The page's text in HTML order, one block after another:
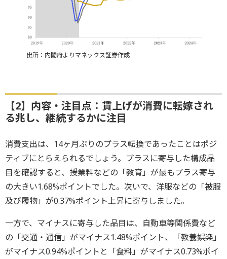
出所：内閣府よりマネックス証券作成
【2】内容・注目点：賃上げが消費に転嫁され
る兆し、継続するかに注目
消費支出は、14ヶ月ぶりのプラス転換であったことはポジ
ティブにとらえられるでしょう。プラスに寄与した構成品
目を確認すると、授業料などの「教育」が最もプラス寄与
の大きい1.68%ポイントでした。次いで、洋服などの「被服
及び履物」が0.37%ポイント上昇に寄与しました。
一方で、マイナスに寄与した品目は、自動車等関係費など
の「交通・通信」がマイナス1.48%ポイント、「教養娯楽」
がマイナス0.94%ポイントと「食料」がマイナス0.73%ポイ